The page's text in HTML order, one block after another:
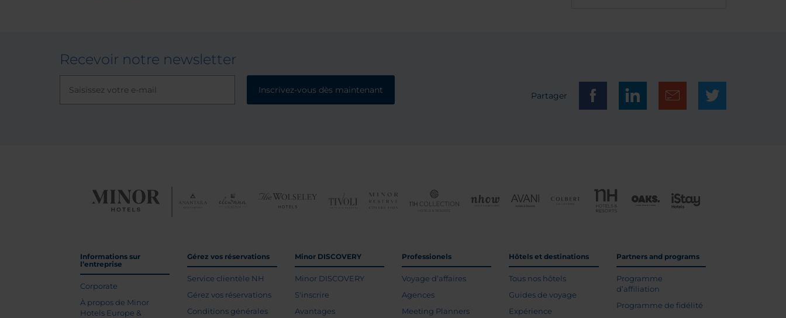
Recevoir notre newsletter
Inscrivez-vous dès maintenant
Partager
Informations sur
l’entreprise
Corporate
À propos de Minor
Hotels Europe &
Gérez vos réservations
Service clientèle NH
Gérez vos réservations
Conditions générales
Minor DISCOVERY
Minor DISCOVERY
S'inscrire
Avantages
Professionels
Voyage d’affaires
Agences
Meeting Planners
Hôtels et destinations
Tous nos hôtels
Guides de voyage
Expérience
Partners and programs
Programme
d’affiliation
Programme de fidélité